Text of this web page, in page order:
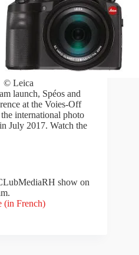
© Leica
launch, Spéos and
at the Voies-Off
international photo
July 2017. Watch the
show on
(in French)